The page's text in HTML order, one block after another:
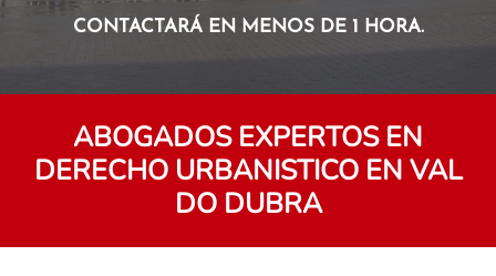
CONTACTARÁ EN MENOS DE 1 HORA.
ABOGADOS EXPERTOS EN
DERECHO URBANISTICO EN VAL
DO DUBRA